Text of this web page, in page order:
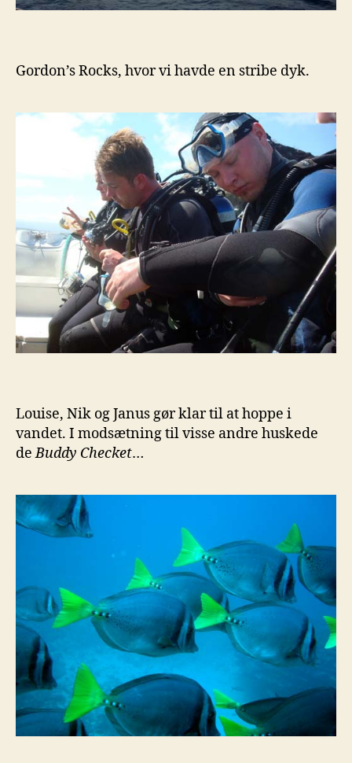
Gordon’s Rocks, hvor vi havde en stribe dyk.
Louise, Nik og Janus gør klar til at hoppe i
vandet. I modsætning til visse andre huskede
deBuddy Checket…